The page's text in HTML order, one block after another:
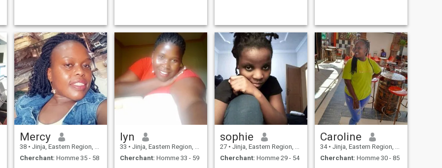
say I'm a curious soul with a
love for l
visiting new place.i
appreciate good and open
Mercy
38 • Jinja, Eastern Region, Ouganda
Cherchant: Homme 35 - 58
lyn
33 • Jinja, Eastern Region, Ouganda
Cherchant: Homme 33 - 59
sophie
27 • Jinja, Eastern Region, Ouganda
Cherchant: Homme 29 - 54
Caroline
34 • Jinja, Eastern Region, Ouganda
Cherchant: Homme 30 - 85